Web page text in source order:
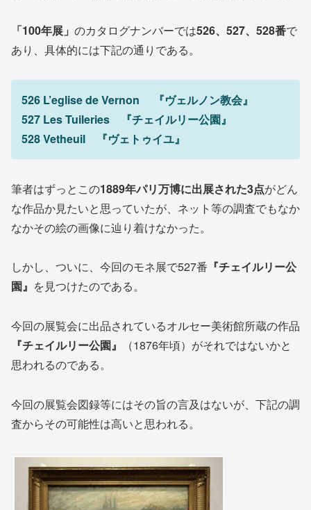
「100年展」 のカタログナンバーでは526、527、528番で
あり、具体的には下記の通りである。
526 L’eglise de Vernon 『ヴェルノン教会』
527 Les Tuileries 『チェイルリー公園』
528 Vetheuil 『ヴェトゥイユ』
筆者はずっとこの1889年パリ万博に出展された3点がどん
な作品か見たいと思っていたが、ネット等の調査でもなか
なかその絵の画像に辿り着けなかった。
しかし、ついに、今回のモネ展で527番 『チェイルリー公
園』 を見つけたのである。
今回の展覧会に出品されているオルセー美術館所蔵の作品
『チェイルリー公園』
（1876年頃）がそれではないかと
思われるのである。
今回の展覧会図録等にはその旨の言及はないが、下記の調
査からその可能性は高いと思われる。